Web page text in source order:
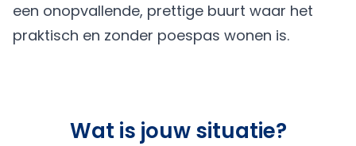
een onopvallende, prettige buurt waar het
praktisch en zonder poespas wonen is.
Wat is jouw situatie?